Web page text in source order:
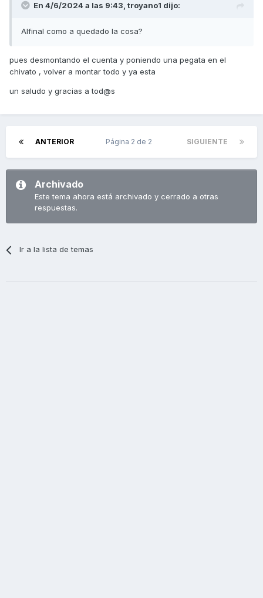
En 4/6/2024 a las 9:43, troyano1 dijo:
Alfinal como a quedado la cosa?
pues desmontando el cuenta y poniendo una pegata en el
chivato , volver a montar todo y ya esta
un saludo y gracias a tod@s
ANTERIOR SIGUIENTE
Página 2 de 2
Archivado
Este tema ahora está archivado y cerrado a otras
respuestas.
Ir a la lista de temas